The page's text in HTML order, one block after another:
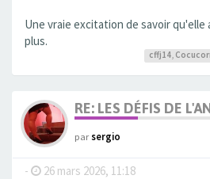
Une vraie excitation de savoir qu'elle
plus.
cffj14,
RE: LES DÉFIS DE
parsergio
- 26 mars 2026, 11:18